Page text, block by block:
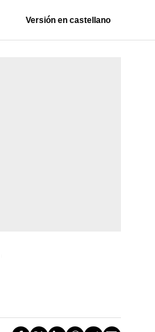
Versión en castellano